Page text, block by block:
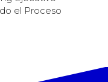
el Proceso